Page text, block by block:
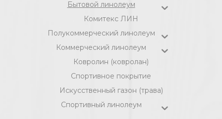
Бытовой линолеум
Комитекс ЛИН
Полукоммерческий линолеум
Коммерческий линолеум
Ковролин (ковролан)
Спортивное покрытие
Искусственный газон (трава)
Спортивный линолеум